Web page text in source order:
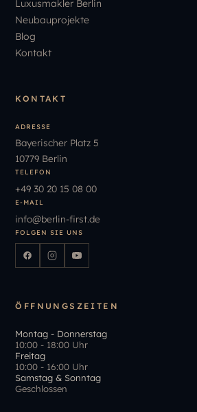
Luxusmakler Berlin
Neubauprojekte
Blog
Kontakt
KONTAKT
ADRESSE
Bayerischer Platz 5
10779 Berlin
TELEFON
+49 30 20 15 08 00
E-MAIL
info@berlin-first.de
FOLGEN SIE UNS
ÖFFNUNGSZEITEN
Montag - Donnerstag
10:00 - 18:00 Uhr
Freitag
10:00 - 16:00 Uhr
Samstag & Sonntag
Geschlossen